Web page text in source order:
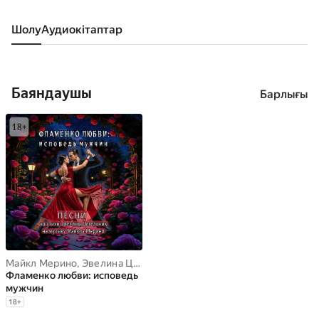
Шолу аудиокітаптар
Баяндаушы Барлығы
Майкл Мерино, Эвелина Цегельник
Фламенко любви: исповедь
мужчин
18+